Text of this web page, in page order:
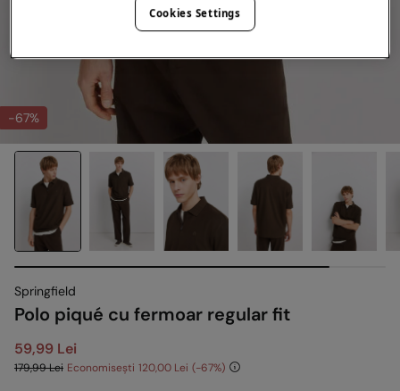
-67%
Springfield
Polo piqué cu fermoar regular fit
59,99 Lei
179,99 Lei Economisești 120,00 Lei 67
Cookies Settings